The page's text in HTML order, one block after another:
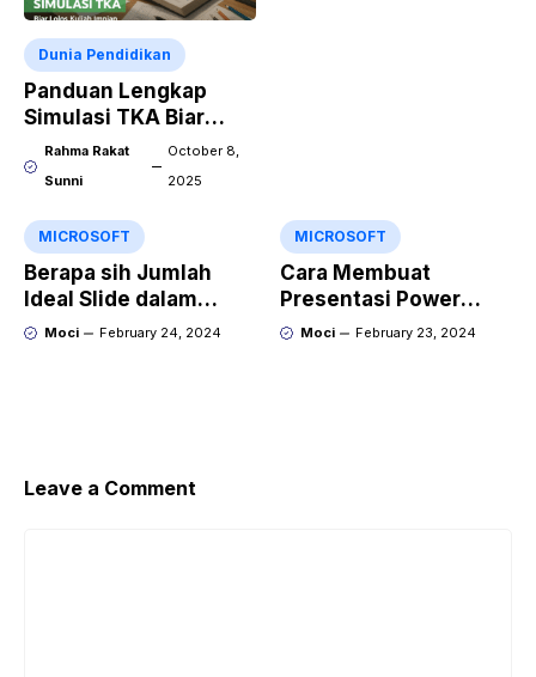
Dunia Pendidikan
Panduan Lengkap
Simulasi TKA Biar
Lolos Kuliah Impian
Rahma Rakat
Sunni
October 8,
2025
MICROSOFT
Berapa sih Jumlah
Ideal Slide dalam
Sebuah Materi Power
Moci February 24, 2024
MICROSOFT
Cara Membuat
Presentasi Power
Point yang Keren
Moci February 23, 2024
Leave a Comment